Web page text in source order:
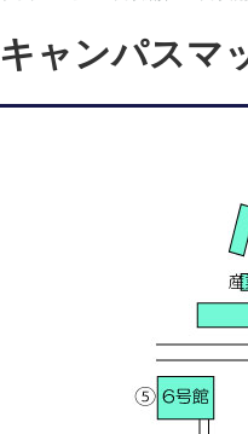
キャンパスマ